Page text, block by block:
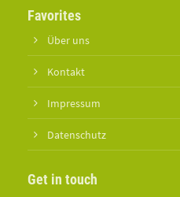
Favorites
Über uns
Kontakt
Impressum
Datenschutz
Get in touch